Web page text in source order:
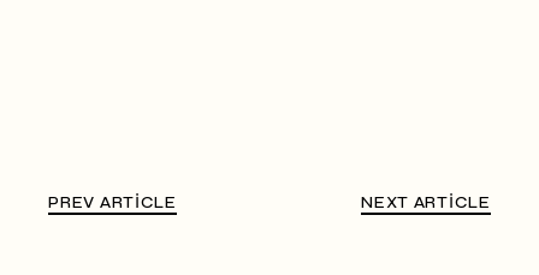
PREV ARTICLE NEXT ARTICLE